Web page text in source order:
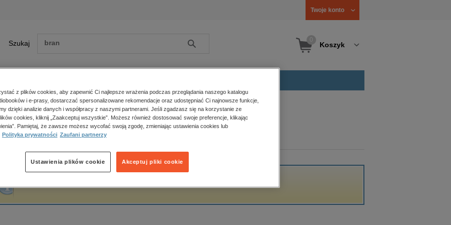
Twoje konto
Szukaj Szukaj Koszyk
Zobacz wszystkie E-prasa
polityka, społeczno-informacyjne
psychologiczne
popularno-naukowe
historia
główna Mateusz Grajek
Grajek
z plików cookies, aby zapewnić Ci najlepsze wrażenia podczas przeglądania naszego katalogu
i e-prasy, dostarczać spersonalizowane rekomendacje oraz udostępniać Ci najnowsze funkcje,
dzięki analizie danych i współpracy z naszymi partnerami. Jeśli zgadzasz się na korzystanie ze
cookies, kliknij „Zaakceptuj wszystkie”. Możesz również dostosować swoje preferencje, klikając
Pamiętaj, że zawsze możesz wycofać swoją zgodę, zmieniając ustawienia cookies lub
Polityka prywatności Zaufani partnerzy
Akceptuj pliki cookie
Ustawienia plików cookie